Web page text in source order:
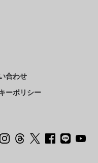
合わせ
ーポリシー